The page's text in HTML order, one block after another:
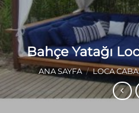
Bahçe Yatağı
ANA SAYFA / LOCA